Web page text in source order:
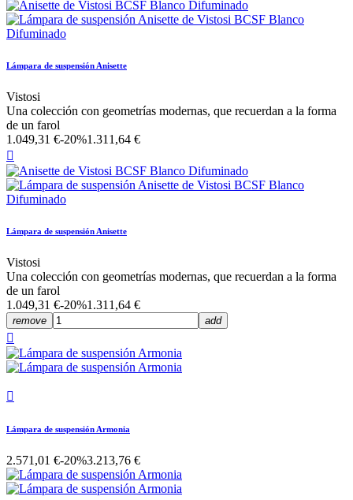
Lámpara de suspensión Anisette
Vistosi
Una colección con geometrías modernas, que recuerdan a la forma
de un farol
1.049,31 €-20%1.311,64 €

Lámpara de suspensión Anisette
Vistosi
Una colección con geometrías modernas, que recuerdan a la forma
de un farol
1.049,31 €-20%1.311,64 €
remove add


Lámpara de suspensión Armonia
2.571,01 €-20%3.213,76 €